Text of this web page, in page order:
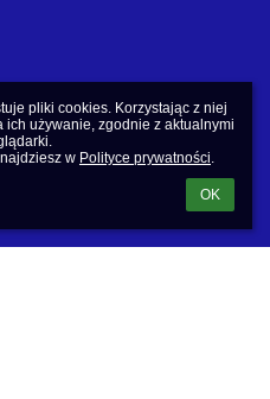
pliki cookies. Korzystając z niej
ich używanie, zgodnie z aktualnymi
w Polityce prywatności.
OK